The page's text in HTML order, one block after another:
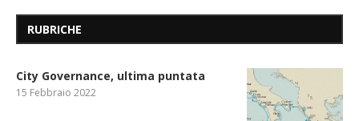
RUBRICHE
City Governance, ultima puntata
15 Febbraio 2022